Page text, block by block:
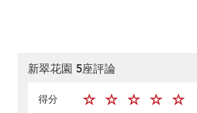
新翠花園 5座評論
得分